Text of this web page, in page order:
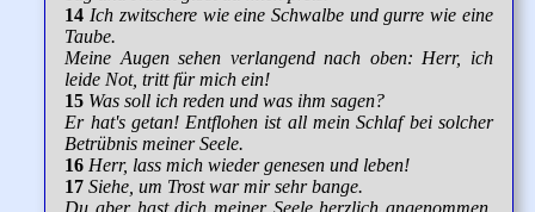
14 Ich zwitschere wie eine Schwalbe und gurre wie eine
Taube.
Meine Augen sehen verlangend nach oben: Herr, ich
leide Not, tritt für mich ein!
15 Was soll ich reden und was ihm sagen?
Er hat's getan! Entflohen ist all mein Schlaf bei solcher
Betrübnis meiner Seele.
16 Herr, lass mich wieder genesen und leben!
17 Siehe, um Trost war mir sehr bange.
Du aber hast dich meiner Seele herzlich angenommen,